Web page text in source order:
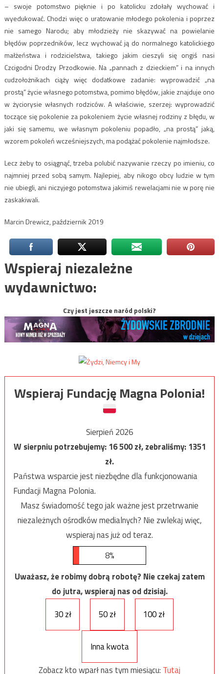
– swoje potomstwo pięknie i po katolicku zdołały wychować i
wyedukować. Chodzi więc o uratowanie młodego pokolenia i poprzez
nie samego Narodu; aby młodzieży nie skazywać na powielanie
błędów poprzedników, lecz wychować ją do normalnego katolickiego
małżeństwa i rodzicielstwa, takiego jakim cieszyli się ongiś nasi
Czcigodni Drodzy Przodkowie. Na „pannach z dzieckiem” i na innych
cudzołożnikach ciąży więc dodatkowe zadanie: wyprowadzić „na
prostą” życie własnego potomstwa, pomimo błędów, jakie znajduje ono
w życiorysie własnych rodziców. A właściwie, szerzej: wyprowadzić
toczące się pokolenie za pokoleniem życie własnej rodziny z błędu, w
jaki się samemu, we własnym pokoleniu popadło, „na prostą” jaką,
wzorem pokoleń wcześniejszych, ma podążać pokolenie najmłodsze.
Lecz żeby to osiągnąć, trzeba polubić nazywanie rzeczy po imieniu, co
najmniej przed sobą samym. Najlepiej, aby nikogo obcy ludzie w tym
nie ubiegli, ani niczyjego potomstwa jakimiś rewelacjami nie w porę nie
zaskakiwali.
Marcin Drewicz, październik 2019
Wspieraj niezależne
wydawnictwo:
Czy jest jeszcze naród polski?
Wspieraj Fundację Magna Polonia!
Sierpień 2026
W sierpniu potrzebujemy:16 500zł, zebraliśmy:1351
zł.
Państwa wsparcie jest niezbędne dla funkcjonowania
Fundacji Magna Polonia.
Masz świadomość tego jak ważne jest przetrwanie
niezależnych ośrodków medialnych? Nie zwlekaj więc,
wspieraj nas już od teraz.
8%
Uważasz, że robimy dobrą robotę? Nie czekaj zatem
do jutra, wspieraj nas od dzisiaj.
30 zł
50 zł 100 zł
Inna kwota
Zobacz kto wparł nas tym miesiącu: Tutaj